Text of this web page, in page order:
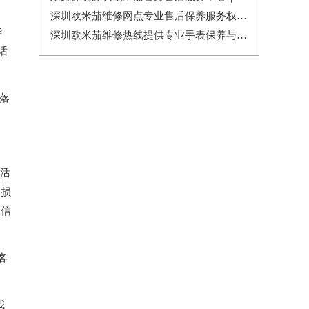
深圳欧米茄维修网点专业售后保养服务权威公示（2026年7月最新）
深圳欧米茄维修热线提供专业手表保养与售后服务权威公示（2026年7月最新）